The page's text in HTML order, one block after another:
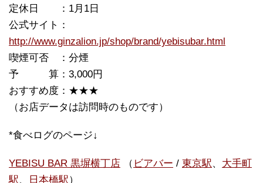
定休日 ：1月1日
公式サイト：
http://www.ginzalion.jp/shop/brand/yebisubar.html
喫煙可否 ：分煙
予 算：3,000円
おすすめ度：★★★
（お店データは訪問時のものです）
*食べログのページ↓
YEBISU BAR 黒塀横丁店 （ ビアバー / 東京駅、 大手町
駅、 日本橋駅）